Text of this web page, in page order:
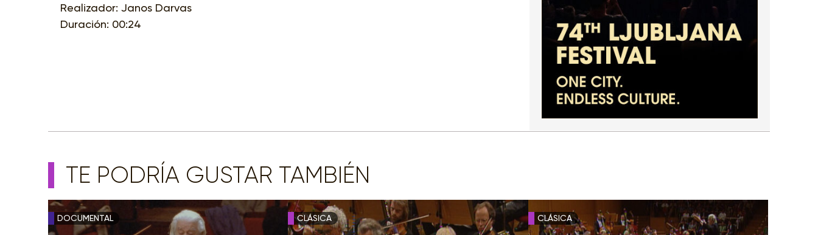
Realizador: Janos Darvas
Duración: 00:24
TE PODRÍA GUSTAR TAMBIÉN
DOCUMENTAL CLÁSICA CLÁSICA